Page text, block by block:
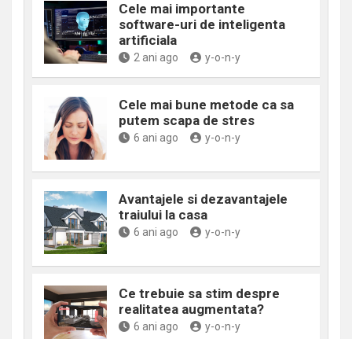
Cele mai importante
software-uri de inteligenta
artificiala
2 ani ago y-o-n-y
Cele mai bune metode ca sa
putem scapa de stres
6 ani ago y-o-n-y
Avantajele si dezavantajele
traiului la casa
6 ani ago y-o-n-y
Ce trebuie sa stim despre
realitatea augmentata?
6 ani ago y-o-n-y